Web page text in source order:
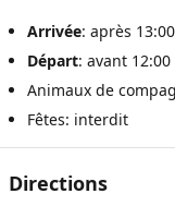
Arrivée: après 13:00
Départ: avant 12:00
Animaux de
Fêtes: interdit
Directions